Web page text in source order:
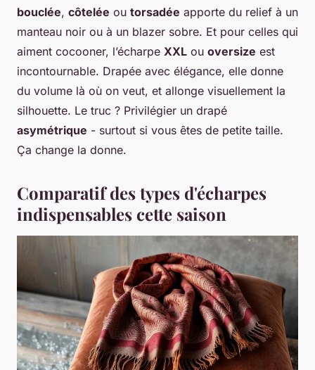
bouclée, côtelée ou torsadée apporte du relief à un
manteau noir ou à un blazer sobre. Et pour celles qui
aiment cocooner, l’écharpe XXL ou oversize est
incontournable. Drapée avec élégance, elle donne
du volume là où on veut, et allonge visuellement la
silhouette. Le truc ? Privilégier un drapé
asymétrique - surtout si vous êtes de petite taille.
Ça change la donne.
Comparatif des types d'écharpes
indispensables cette saison